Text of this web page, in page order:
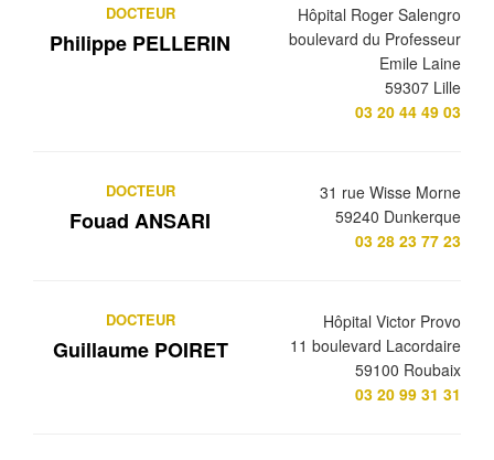
DOCTEUR
Philippe PELLERIN
Hôpital Roger Salengro
boulevard du Professeur
Emile Laine
59307 Lille
03 20 44 49 03
DOCTEUR
Fouad ANSARI
31 rue Wisse Morne
59240 Dunkerque
03 28 23 77 23
DOCTEUR
Guillaume POIRET
Hôpital Victor Provo
11 boulevard Lacordaire
59100 Roubaix
03 20 99 31 31